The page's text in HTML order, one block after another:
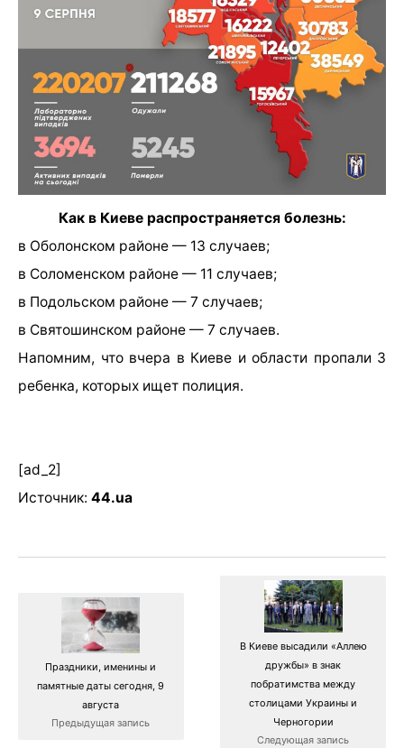
Как в Киеве распространяется болезнь:
в Оболонском районе — 13 случаев;
в Соломенском районе — 11 случаев;
в Подольском районе — 7 случаев;
в Святошинском районе — 7 случаев.
Напомним, что вчера в Киеве и области пропали 3
ребенка, которых ищет полиция.
[ad_2]
Источник: 44.ua
Праздники, именины и
памятные даты сегодня, 9
августа
Предыдущая запись
В Киеве высадили «Аллею
дружбы» в знак
побратимства между
столицами Украины и
Черногории
Следующая запись